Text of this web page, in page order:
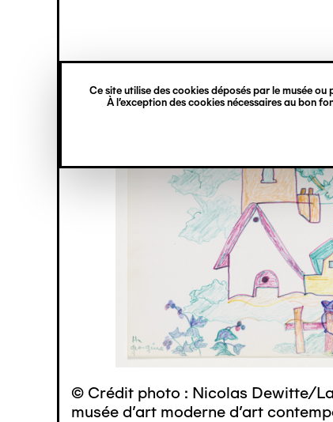
Ce site utilise des cookies déposés par le musée
À l’exception des cookies nécessaires au bon
principal
verticale
© Crédit photo : Nicolas Dewitte/
musée d’art moderne d’art